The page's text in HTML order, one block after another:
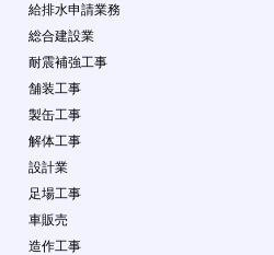
給排水申請業務
総合建設業
耐震補強工事
舗装工事
製缶工事
解体工事
設計業
足場工事
車販売
造作工事